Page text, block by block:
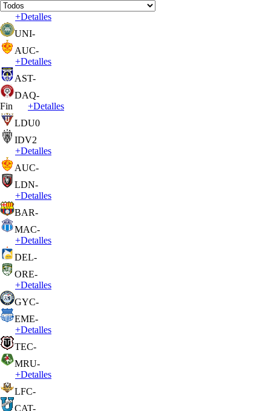
+Detalles
UNI-
AUC-
+Detalles
AST-
DAQ-
Fin
+Detalles
LDU0
IDV2
+Detalles
AUC-
LDN-
+Detalles
BAR-
MAC-
+Detalles
DEL-
ORE-
+Detalles
GYC-
EME-
+Detalles
TEC-
MRU-
+Detalles
LFC-
CAT-